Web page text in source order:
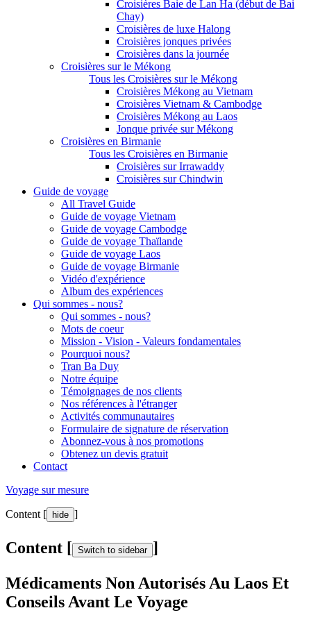
Croisières Baie de Lan Ha (début de Bai
Chay)
Croisières de luxe Halong
Croisières jonques privées
Croisières dans la journée
Croisières sur le Mékong
Tous les Croisières sur le Mékong
Croisières Mékong au Vietnam
Croisières Vietnam & Cambodge
Croisières Mékong au Laos
Jonque privée sur Mékong
Croisières en Birmanie
Tous les Croisières en Birmanie
Croisières sur Irrawaddy
Croisières sur Chindwin
Guide de voyage
All Travel Guide
Guide de voyage Vietnam
Guide de voyage Cambodge
Guide de voyage Thaïlande
Guide de voyage Laos
Guide de voyage Birmanie
Vidéo d'expérience
Album des expériences
Qui sommes - nous?
Qui sommes - nous?
Mots de coeur
Mission - Vision - Valeurs fondamentales
Pourquoi nous?
Tran Ba Duy
Notre équipe
Témoignages de nos clients
Nos références à l'étranger
Activités communautaires
Formulaire de signature de réservation
Abonnez-vous à nos promotions
Obtenez un devis gratuit
Contact
Voyage sur mesure
Content [ hide ]
Content [ Switch to sidebar ]
Médicaments Non Autorisés Au Laos Et
Conseils Avant Le Voyage